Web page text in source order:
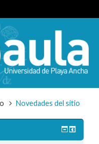
Novedades del sitio